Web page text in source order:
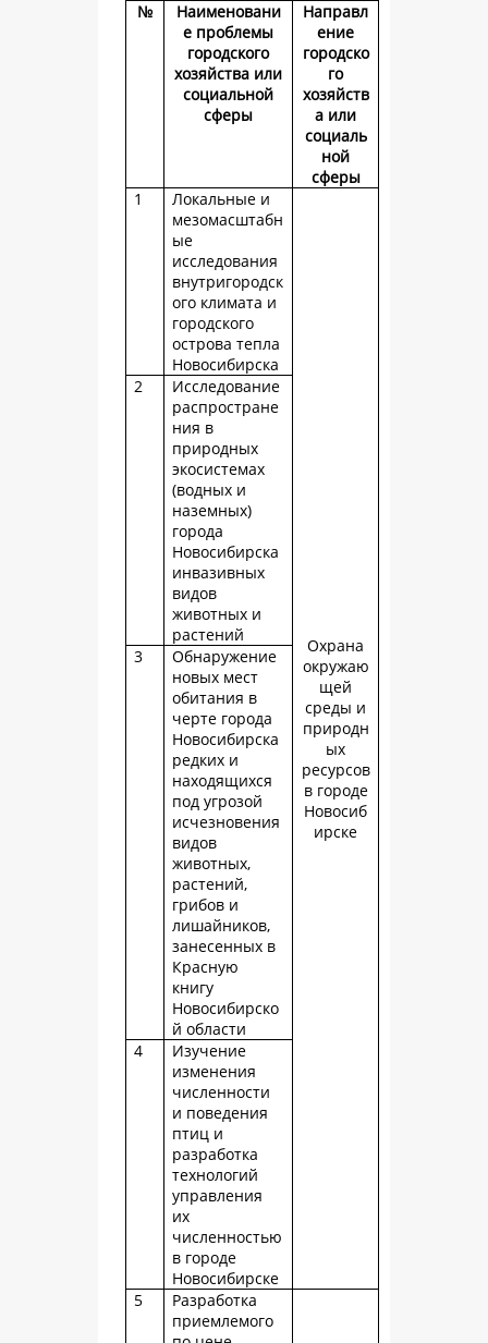
№
Наименовани
е проблемы
городского
хозяйства или
социальной
сферы
Направл
ение
городско
го
хозяйств
а или
социаль
ной
сферы
1
Локальные и
мезомасштабн
ые
исследования
внутригородск
ого климата и
городского
острова тепла
Новосибирска
Охрана
окружаю
щей
среды и
природн
ых
ресурсов
в городе
Новосиб
ирске
2
Исследование
распростране
ния в
природных
экосистемах
(водных и
наземных)
города
Новосибирска
инвазивных
видов
животных и
растений
3
Обнаружение
новых мест
обитания в
черте города
Новосибирска
редких и
находящихся
под угрозой
исчезновения
видов
животных,
растений,
грибов и
лишайников,
занесенных в
Красную
книгу
Новосибирско
й области
4
Изучение
изменения
численности
и поведения
птиц и
разработка
технологий
управления
их
численностью
в городе
Новосибирске
5
Разработка
приемлемого